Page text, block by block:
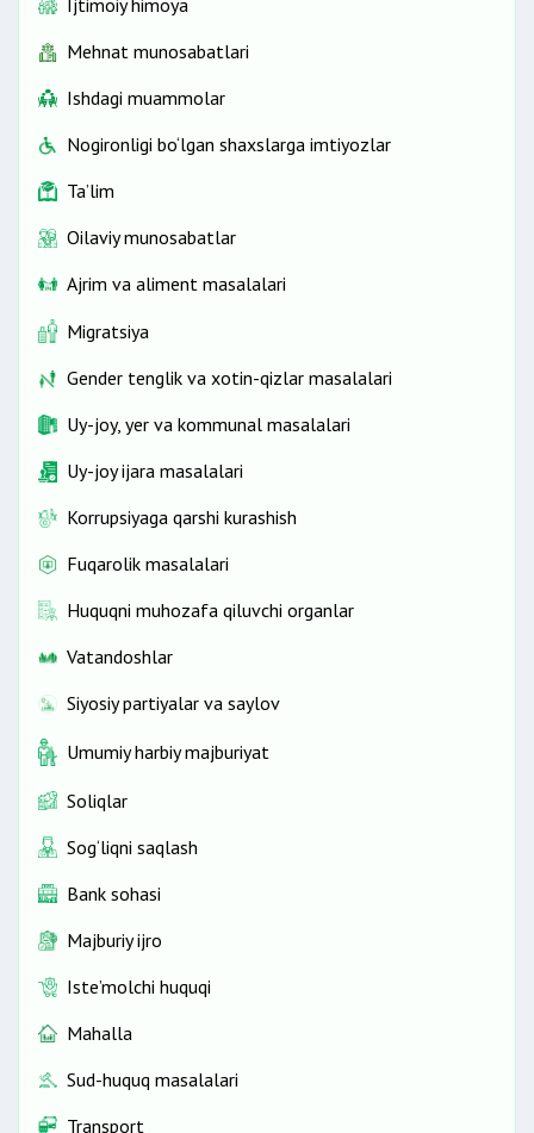
Ijtimoiy himoya
Mehnat munosabatlari
Ishdagi muammolar
Nogironligi bo‘lgan shaxslarga imtiyozlar
Ta’lim
Oilaviy munosabatlar
Ajrim va aliment masalalari
Migratsiya
Gender tenglik va xotin-qizlar masalalari
Uy-joy, yer va kommunal masalalari
Uy-joy ijara masalalari
Korrupsiyaga qarshi kurashish
Fuqarolik masalalari
Huquqni muhozafa qiluvchi organlar
Vatandoshlar
Siyosiy partiyalar va saylov
Umumiy harbiy majburiyat
Soliqlar
Sog‘liqni saqlash
Bank sohasi
Majburiy ijro
Iste’molchi huquqi
Mahalla
Sud-huquq masalalari
Transport